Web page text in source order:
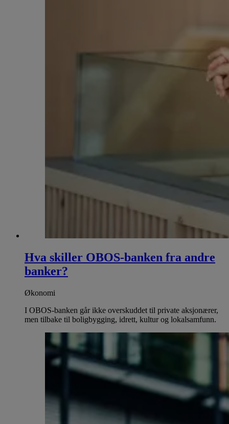
Hva skiller OBOS-banken fra andre
banker?
Økonomi
I OBOS-banken går ikke overskuddet til private aksjonærer,
men tilbake til boligbygging, idrett, kultur og lokalsamfunn.